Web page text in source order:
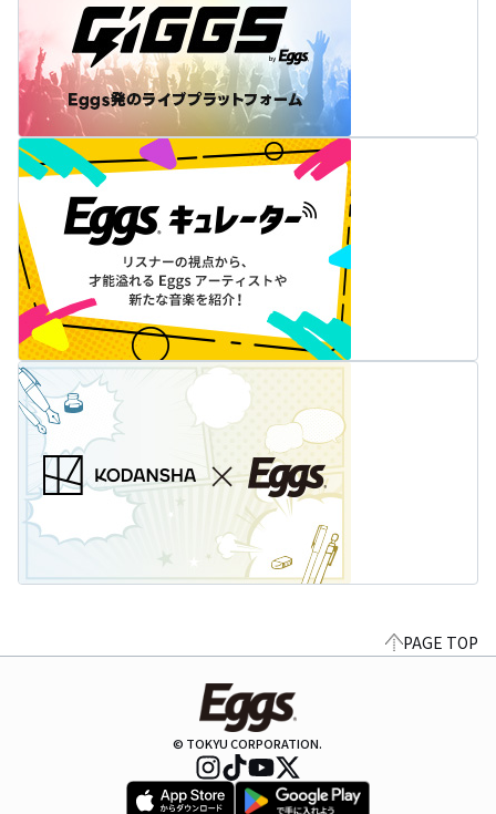
PAGE TOP
© TOKYU CORPORATION.